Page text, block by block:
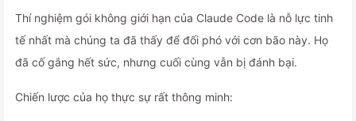
Thí nghiệm gói không giới hạn của Claude Code là nỗ lực tinh
tế nhất mà chúng ta đã thấy để đối phó với cơn bão này. Họ
đã cố gắng hết sức, nhưng cuối cùng vẫn bị đánh bại.
Chiến lược của họ thực sự rất thông minh: